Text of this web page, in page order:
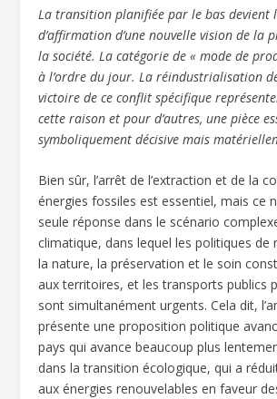
La transition planifiée par le bas devient
d’affirmation d’une nouvelle vision de la
la société. La catégorie de « mode de
à l’ordre du jour. La réindustrialisation
victoire de ce conflit spécifique
cette raison et pour d’autres, une pièce
symboliquement décisive mais
Bien sûr, l’arrêt de l’extraction et de la
énergies fossiles est essentiel, mais ce
seule réponse dans le scénario
climatique, dans lequel les politiques de
la nature, la préservation et le soin
aux territoires, et les transports publics
sont simultanément urgents. Cela dit,
présente une proposition politique
pays qui avance beaucoup plus
dans la transition écologique, qui a
aux énergies renouvelables en faveur